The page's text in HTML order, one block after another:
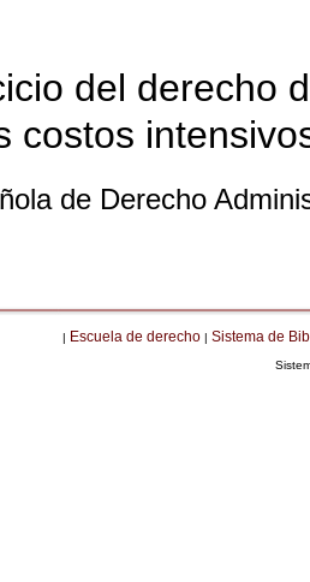
del derecho
costos
de Derecho
| Escuela de derecho | Sistema de